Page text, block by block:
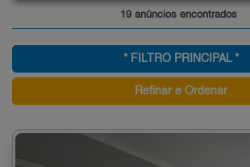
19 anúncios encontrados
* FILTRO PRINCIPAL *
Refinar e Ordenar